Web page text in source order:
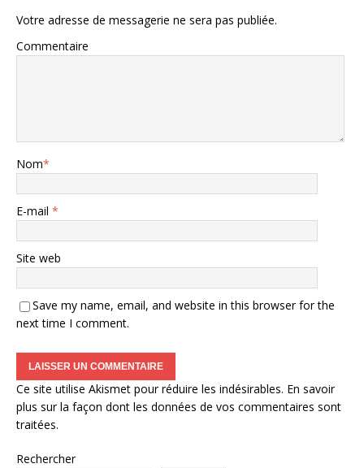
Votre adresse de messagerie ne sera pas publiée.
Commentaire
Nom*
E-mail *
Site web
Save my name, email, and website in this browser for the
next time I comment.
Ce site utilise Akismet pour réduire les indésirables. En savoir
plus sur la façon dont les données de vos commentaires sont
traitées.
Rechercher